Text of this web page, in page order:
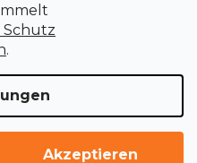
.
Akzeptieren
Premium
ändern